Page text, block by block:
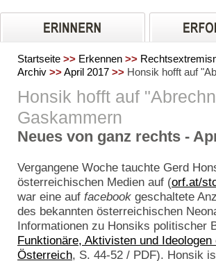
Startseite >> Erkennen >>
Archiv >>April 2017 >> Honsik hofft auf
Honsik hofft auf
Gaskammern
Neues von ganz rechts -
Vergangene Woche tauchte Gerd
österreichischen Medien auf (orf.at/
war eine auf facebook geschaltete
des bekannten österreichischen
Informationen zu Honsiks politischer
Funktionäre, Aktivisten und
Österreich, S. 44-52 / PDF). Honsik